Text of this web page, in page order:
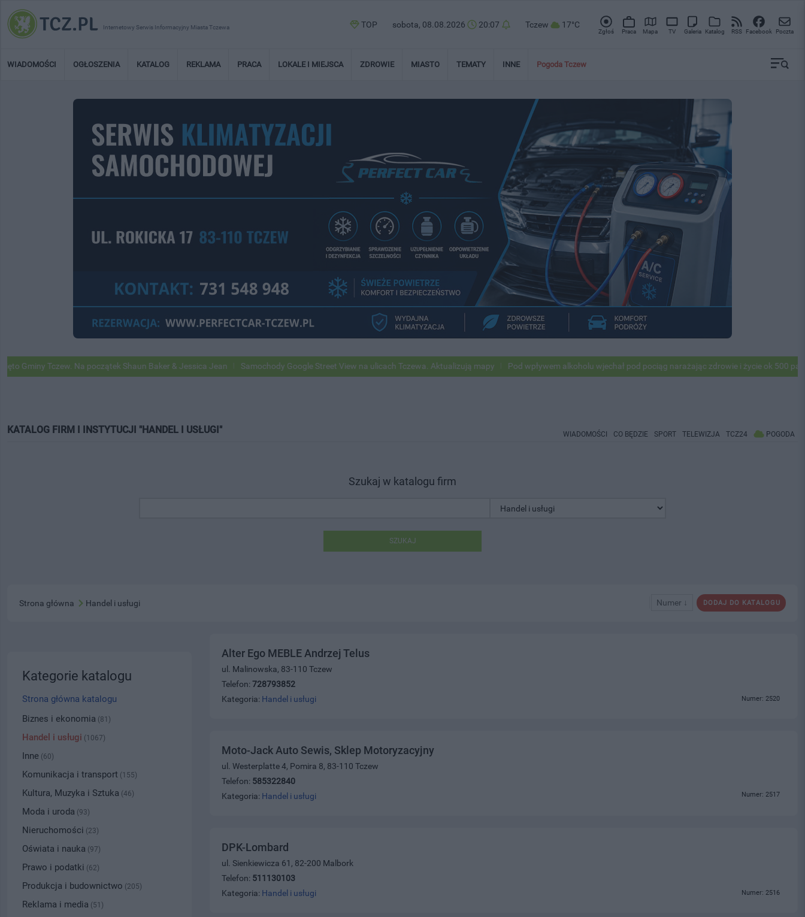
Internetowy Serwis Informacyjny Miasta Tczewa TOP sobota, 08.08.2026 20:07 Tczew 17°C
Zgłoś Praca Mapa TV Galeria Katalog RSS Facebook Poczta
WIADOMOŚCI OGŁOSZENIA KATALOG REKLAMA PRACA LOKALE I MIEJSCA ZDROWIE MIASTO TEMATY INNE Pogoda Tczew
Tczew. Na początek Shaun Baker & Jessica Jean Samochody Google Street View na ulicach Tczewa. Aktualizują mapy Pod wpływem alkoholu wjechał pod pociąg narażając zdrowie i życie ok 500 pasażerów!
KATALOG FIRM I INSTYTUCJI "HANDEL I USŁUGI" WIADOMOŚCI CO BĘDZIE SPORT TELEWIZJA TCZ24 POGODA
Szukaj w katalogu firm
SZUKAJ
DODAJ DO KATALOGU
Numer ↓
Strona główna Handel i usługi
Alter Ego MEBLE Andrzej Telus
ul. Malinowska, 83-110 Tczew
Telefon: 728793852
Kategoria: Handel i usługi Numer: 2520
Moto-Jack Auto Sewis, Sklep Motoryzacyjny
ul. Westerplatte 4, Pomira 8, 83-110 Tczew
Telefon: 585322840
Kategoria: Handel i usługi Numer: 2517
DPK-Lombard
ul. Sienkiewicza 61, 82-200 Malbork
Telefon: 511130103
Kategoria: Handel i usługi Numer: 2516
Kategorie katalogu
Strona główna katalogu
Biznes i ekonomia (81)
Handel i usługi (1067)
Inne (60)
Komunikacja i transport (155)
Kultura, Muzyka i Sztuka (46)
Moda i uroda (93)
Nieruchomości (23)
Oświata i nauka (97)
Prawo i podatki (62)
Produkcja i budownictwo (205)
Reklama i media (51)